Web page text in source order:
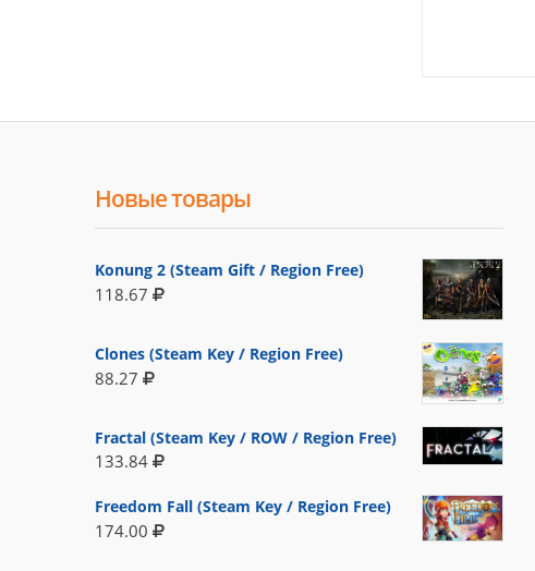
Новые товары
Konung 2 (Steam Gift / Region Free)
118.67
Clones (Steam Key / Region Free)
88.27
Fractal (Steam Key / ROW / Region Free)
133.84
Freedom Fall (Steam Key / Region Free)
174.00